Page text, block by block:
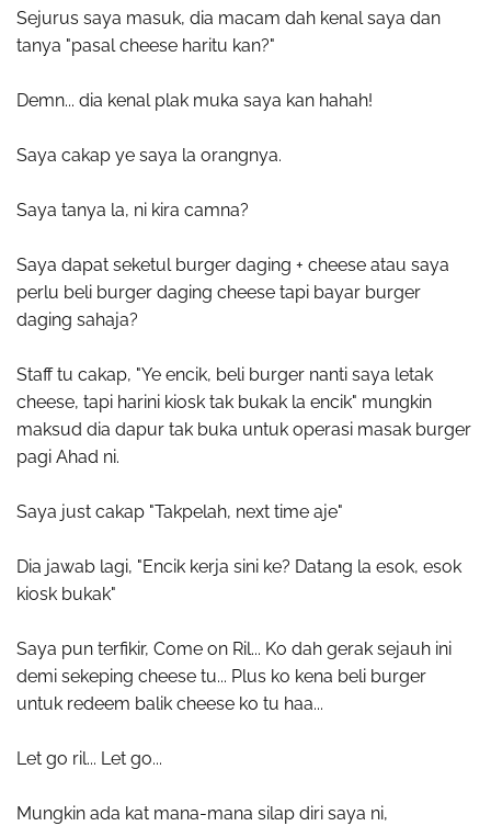
Sejurus saya masuk, dia macam dah kenal saya dan
tanya "pasal cheese haritu kan?"
Demn... dia kenal plak muka saya kan hahah!
Saya cakap ye saya la orangnya.
Saya tanya la, ni kira camna?
Saya dapat seketul burger daging + cheese atau saya
perlu beli burger daging cheese tapi bayar burger
daging sahaja?
Staff tu cakap, "Ye encik, beli burger nanti saya letak
cheese, tapi harini kiosk tak bukak la encik" mungkin
maksud dia dapur tak buka untuk operasi masak burger
pagi Ahad ni.
Saya just cakap "Takpelah, next time aje"
Dia jawab lagi, "Encik kerja sini ke? Datang la esok, esok
kiosk bukak"
Saya pun terfikir, Come on Ril... Ko dah gerak sejauh ini
demi sekeping cheese tu... Plus ko kena beli burger
untuk redeem balik cheese ko tu haa...
Let go ril... Let go...
Mungkin ada kat mana-mana silap diri saya ni,